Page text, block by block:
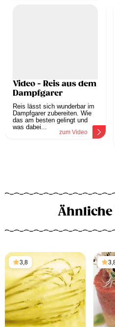
Video - Reis aus dem
Dampfgarer
Reis lässt sich wunderbar im
Dampfgarer zubereiten. Wie
das am besten gelingt und
was dabei...
zum Video
Ähnliche
3,8